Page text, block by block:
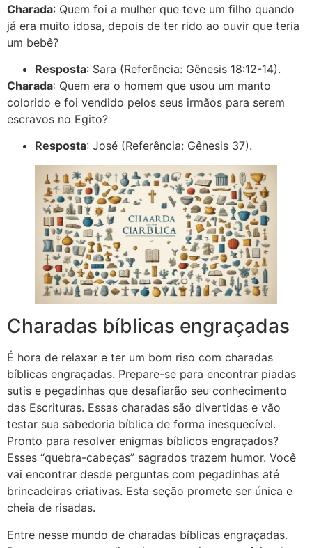
Charada: Quem foi a mulher que teve um filho quando
já era muito idosa, depois de ter rido ao ouvir que teria
um bebê?
Resposta: Sara (Referência: Gênesis 18:12-14).
Charada: Quem era o homem que usou um manto
colorido e foi vendido pelos seus irmãos para serem
escravos no Egito?
Resposta: José (Referência: Gênesis 37).
Charadas bíblicas engraçadas
É hora de relaxar e ter um bom riso com charadas
bíblicas engraçadas. Prepare-se para encontrar piadas
sutis e pegadinhas que desafiarão seu conhecimento
das Escrituras. Essas charadas são divertidas e vão
testar sua sabedoria bíblica de forma inesquecível.
Pronto para resolver enigmas bíblicos engraçados?
Esses “quebra-cabeças” sagrados trazem humor. Você
vai encontrar desde perguntas com pegadinhas até
brincadeiras criativas. Esta seção promete ser única e
cheia de risadas.
Entre nesse mundo de charadas bíblicas engraçadas.